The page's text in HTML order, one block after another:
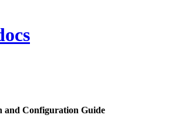
and Configuration Guide